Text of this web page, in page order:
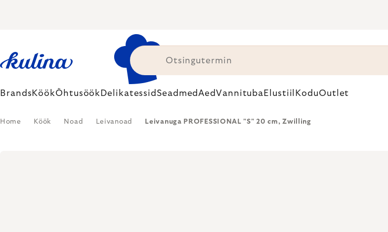
Brands KöökÕhtusöök Delikatessid SeadmedAedVannituba Elustiil KoduOutlet
Home Köök Noad Leivanoad Leivanuga PROFESSIONAL "S" 20 cm, Zwilling